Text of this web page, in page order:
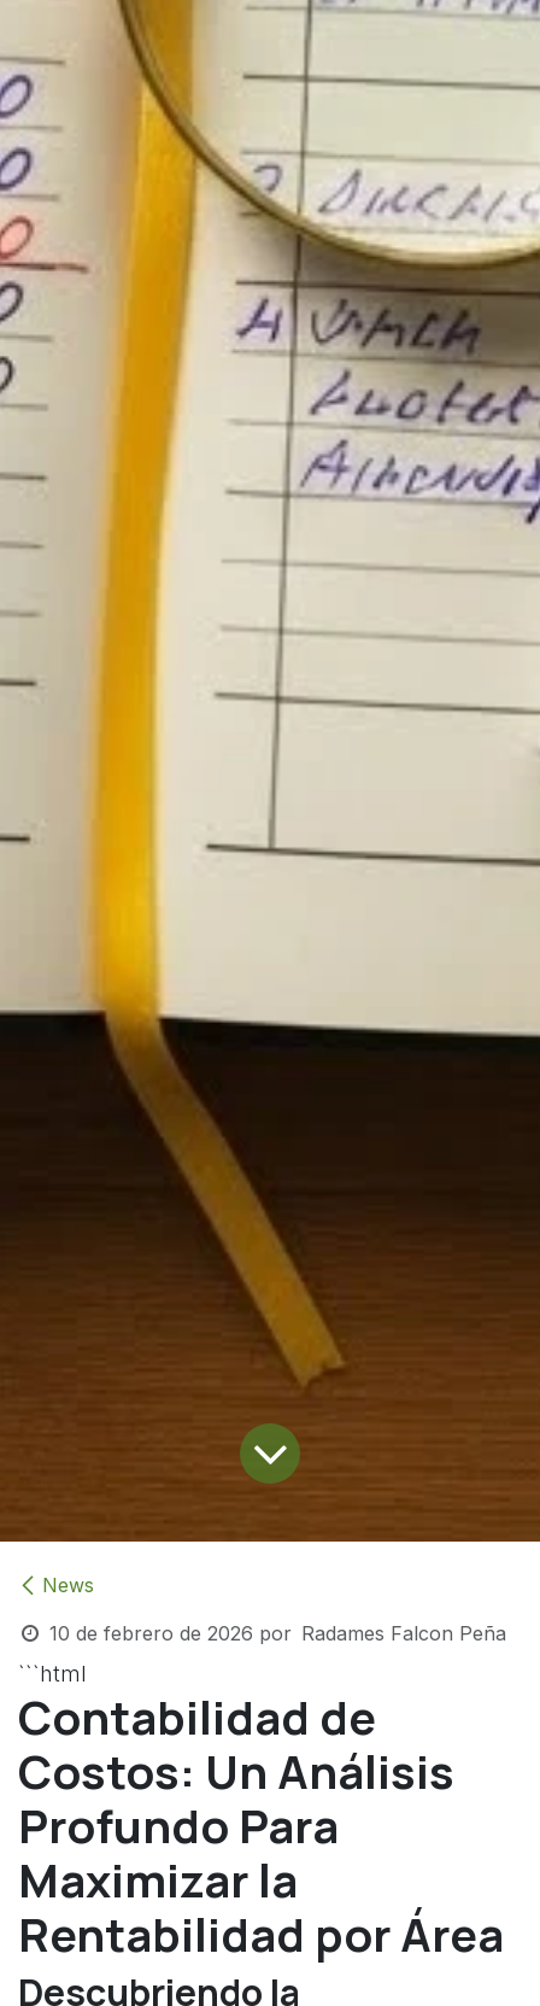
News
10 de febrero de 2026 por Radames Falcon Peña
```html
Contabilidad de
Costos: Un Análisis
Profundo Para
Maximizar la
Rentabilidad por Área
Descubriendo la